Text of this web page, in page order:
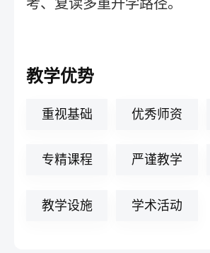
教学优势
重视基础 优秀师资
专精课程 严谨教学
教学设施 学术活动